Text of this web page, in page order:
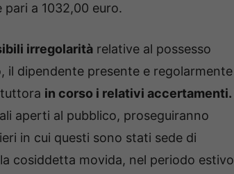
a 1032,00 euro.
irregolarità relative al possesso
il dipendente presente e regolarmente
in corso i relativi accertamenti.
aperti al pubblico, proseguiranno
in cui questi sono stati sede di
cosiddetta movida, nel periodo estivo